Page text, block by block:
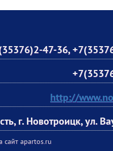
47-36,
http://
г. Новотроицк, ул.
сайт apartos.ru